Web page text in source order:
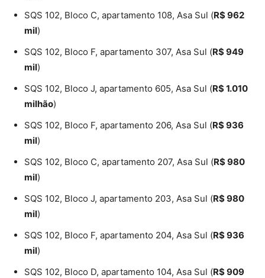
SQS 102, Bloco C, apartamento 108, Asa Sul (R$ 962
mil)
SQS 102, Bloco F, apartamento 307, Asa Sul (R$ 949
mil)
SQS 102, Bloco J, apartamento 605, Asa Sul (R$ 1.010
milhão)
SQS 102, Bloco F, apartamento 206, Asa Sul (R$ 936
mil)
SQS 102, Bloco C, apartamento 207, Asa Sul (R$ 980
mil)
SQS 102, Bloco J, apartamento 203, Asa Sul (R$ 980
mil)
SQS 102, Bloco F, apartamento 204, Asa Sul (R$ 936
mil)
SQS 102, Bloco D, apartamento 104, Asa Sul (R$ 909